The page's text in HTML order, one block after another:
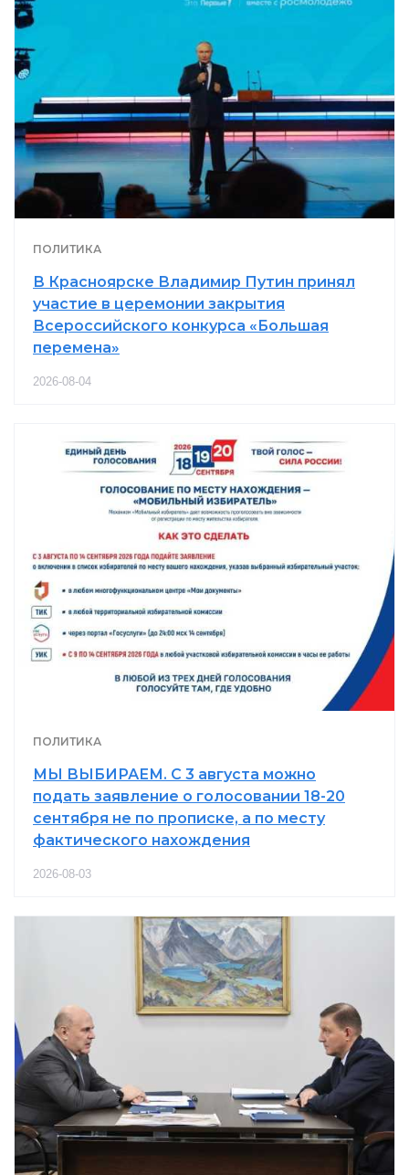
ПОЛИТИКА
В Красноярске Владимир Путин принял
участие в церемонии закрытия
Всероссийского конкурса «Большая
перемена»
2026-08-04
ПОЛИТИКА
МЫ ВЫБИРАЕМ. С 3 августа можно
подать заявление о голосовании 18-20
сентября не по прописке, а по месту
фактического нахождения
2026-08-03